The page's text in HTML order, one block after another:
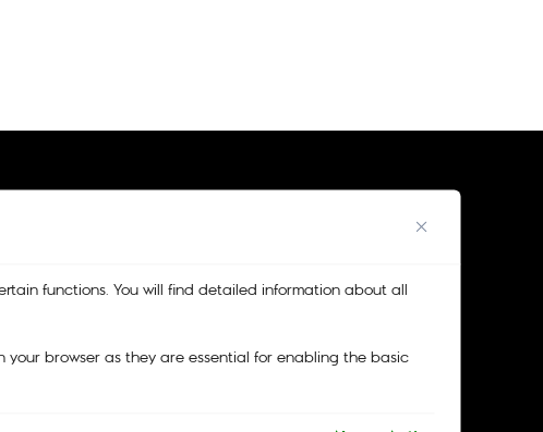
functions. You will find detailed information about all
browser as they are essential for enabling the basic